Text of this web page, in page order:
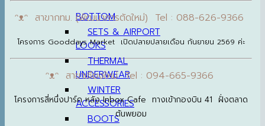
BOTTOM
SETS & AIRPORT
LOOKS
THERMAL
UNDERWEAR
WINTER
ACCESSORIES
BOOTS
ᵔᴥᵔ สาขากทม. (พัฒนาการตัดใหม่) Tel : 088-626-9366
โครงการ Gooddays Market เปิดปลายปลายเดือน กันยายน 2569 ค่ะ
ᵔᴥᵔ สาขาเชียงใหม่ Tel : 094-665-9366
โครงการสี่หนึ่งปาร์ค หลัง Inbox Cafe ทางเข้ากองบิน 41 ฝั่งตลาด
ต้นพยอม